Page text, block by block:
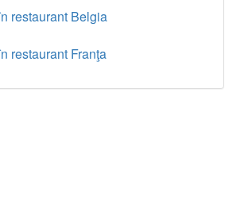
restaurant Belgia
restaurant Franţa